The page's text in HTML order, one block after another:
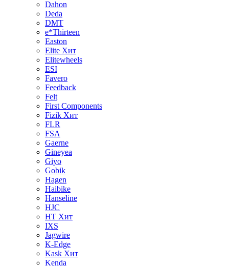
Dahon
Deda
DMT
e*Thirteen
Easton
Elite Хит
Elitewheels
ESI
Favero
Feedback
Felt
First Components
Fizik Хит
FLR
FSA
Gaerne
Gineyea
Giyo
Gobik
Hagen
Haibike
Hanseline
HJC
HT Хит
IXS
Jagwire
K-Edge
Kask Хит
Kenda